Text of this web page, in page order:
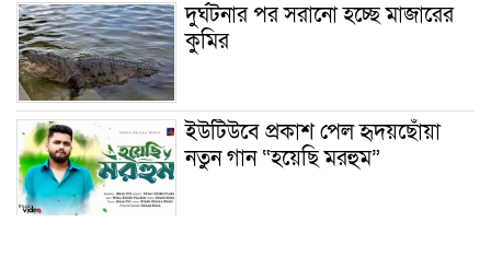
দুর্ঘটনার পর সরানো হচ্ছে মাজারের
কুমির
ইউটিউবে প্রকাশ পেল হৃদয়ছোঁয়া
নতুন গান “হয়েছি মরহুম”